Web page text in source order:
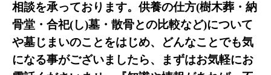
相談を承っております。供養の仕方(樹木葬・納
骨堂・合祀(し)墓・散骨との比較など)について
や墓じまいのことをはじめ、どんなことでも気
になる事がございましたら、まずはお気軽にお